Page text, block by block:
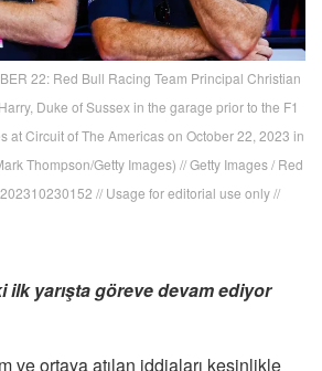
22: Red Bull Racing Team Principal Christian
Duke of Sussex in the garage prior to the F1
at Circuit of The Americas on October 22, 2023 in
Thompson/Getty Images) // Getty Images / Red
// Usage for editorial use only //
ilk yarışta göreve devam ediyor
ve ortaya atılan iddiaları kesinlikle